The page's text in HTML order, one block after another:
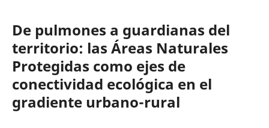
De pulmones a guardianas del
territorio: las Áreas Naturales
Protegidas como ejes de
conectividad ecológica en el
gradiente urbano-rural